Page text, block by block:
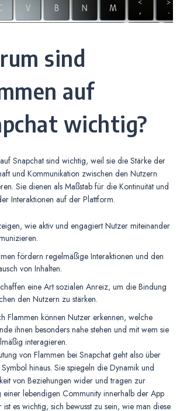
sind
auf
wichtig?
Snapchat sind wichtig, weil sie die Stärke der
und Kommunikation zwischen den Nutzern
Sie dienen als Maßstab für die Kontinuität und
Interaktionen auf der Plattform.
wie aktiv und engagiert Nutzer miteinander
fördern regelmäßige Interaktionen und den
von Inhalten.
eine Art sozialen Anreiz, um die Bindung
den Nutzern zu stärken.
Flammen können Nutzer erkennen, welche
ihnen besonders nahe stehen und mit wem sie
interagieren.
von Flammen bei Snapchat geht also über
hinaus. Sie spiegeln die Dynamik und
von Beziehungen wider und tragen zur
einer lebendigen Community innerhalb der App
ist es wichtig, sich bewusst zu sein, wie man diese